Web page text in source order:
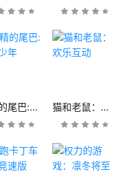
妖精的尾巴:魔导少年 猫和老鼠：欢乐互动